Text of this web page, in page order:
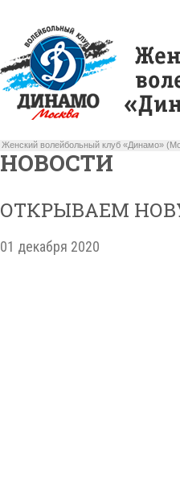
Женский волейбольный клуб «Динамо»
НОВОСТИ
ОТКРЫВАЕМ
01 декабря 2020